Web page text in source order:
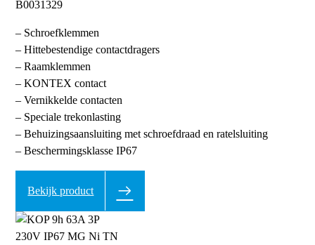
B0031329
– Schroefklemmen
– Hittebestendige contactdragers
– Raamklemmen
– KONTEX contact
– Vernikkelde contacten
– Speciale trekonlasting
– Behuizingsaansluiting met schroefdraad en ratelsluiting
– Beschermingsklasse IP67
Bekijk product